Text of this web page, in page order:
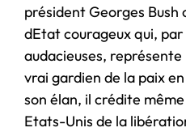
président Georges Bush
dEtat courageux qui,
audacieuses, représente
vrai gardien de la paix
son élan, il crédite même
Etats-Unis de la